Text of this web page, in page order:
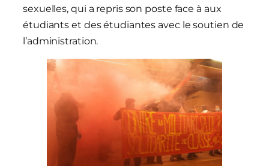
sexuelles, qui a repris son poste face à aux
étudiants et des étudiantes avec le soutien de
l’administration.